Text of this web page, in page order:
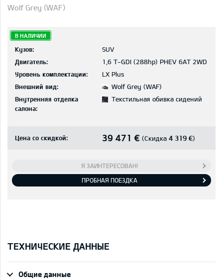
Wolf Grey (WAF)
В НАЛИЧИИ
Кузов:
SUV
Двигатель:
1,6 T-GDI (288hp) PHEV 6AT 2WD
Уровень комплектации:
LX Plus
Внешний вид:
Wolf Grey (WAF)
Внутренняя отделка
салона:
Текстильная обивка сидений
Цена со скидкой: 39 471 € (Скидка 4 319 €)
Я ЗАИНТЕРЕСОВАН!
ПРОБНАЯ ПОЕЗДКА
ТЕХНИЧЕСКИЕ ДАННЫЕ
Общие данные